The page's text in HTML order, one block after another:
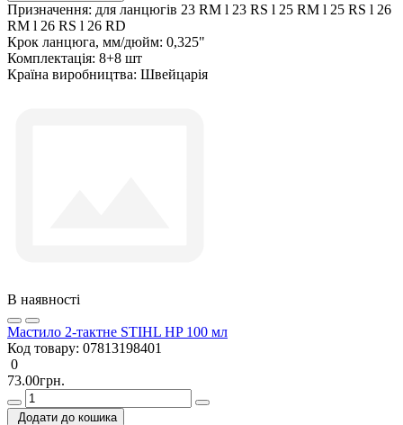
Призначення: для ланцюгів 23 RM l 23 RS l 25 RM l 25 RS l 26
RM l 26 RS l 26 RD
Крок ланцюга, мм/дюйм: 0,325"
Комплектація: 8+8 шт
Країна виробництва: Швейцарія
В наявності
Мастило 2-тактне STIHL HP 100 мл
Код товару: 07813198401
0
73.00грн.
Додати до кошика